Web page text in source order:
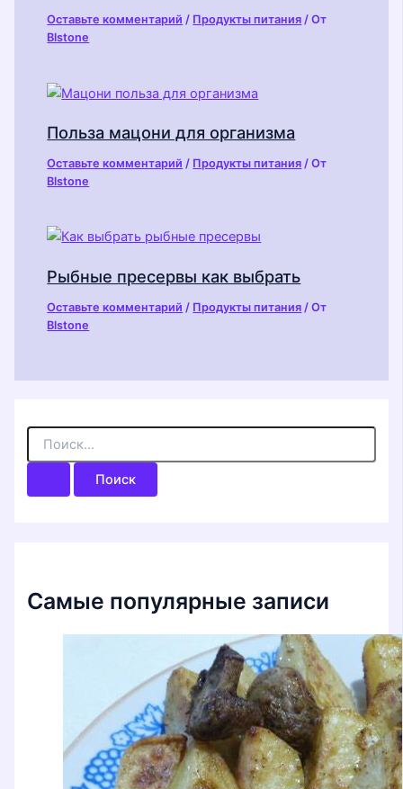
Оставьте комментарий / Продукты питания / От
Blstone
Польза мацони для организма
Оставьте комментарий / Продукты питания / От
Blstone
Рыбные пресервы как выбрать
Оставьте комментарий / Продукты питания / От
Blstone
П
и
Самые популярные записи